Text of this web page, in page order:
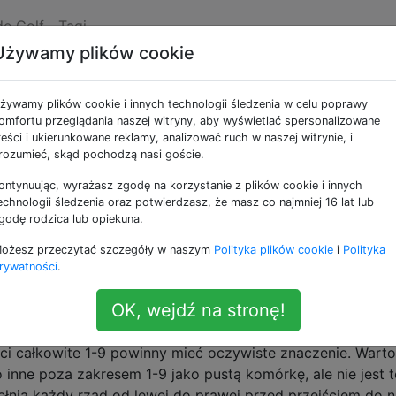
Golf Tagi
używając
tego wyzwania zaakceptuję metodę (nie potrzebujesz
lamdba). Dane wejściowe dla metody to tablica liczb
tablicę jako tablicę ascii sudoku.
lub czegoś, co absolutnie nie ma metod, możesz
do „prawdziwego” programu bez golfa, nawet
lub 05AB1E, ale ułatwienie językom takim jak Java
całkowite 1-9 powinny mieć oczywiste znaczenie.
poza zakresem 1-9 jako pustą komórkę, ale nie
plików cookie
plików cookie i innych technologii śledzenia w celu poprawy
przeglądania naszej witryny, aby wyświetlać spersonalizowane
i ukierunkowane reklamy, analizować ruch w naszej witrynie, i
skąd pochodzą nasi goście.
wyrażasz zgodę na korzystanie z plików cookie i innych
śledzenia oraz potwierdzasz, że masz co najmniej 16 lat lub
rodzica lub opiekuna.
przeczytać szczegóły w naszym Polityka plików cookie i Polityka
.
OK, wejdź na stronę!